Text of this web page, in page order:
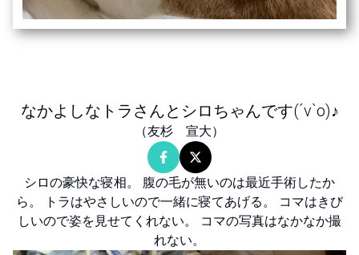
なかよしなトラさんとシロちゃんです(´v`o)♪
（友杉 宣大）
シロの豪快な寝相。 腹の毛が無いのは最近手術したか
ら。 トラはやさしいので一緒に寝てあげる。 コマはきび
しいので姿を見せてくれない。 コマの写真はなかなか撮
れない。